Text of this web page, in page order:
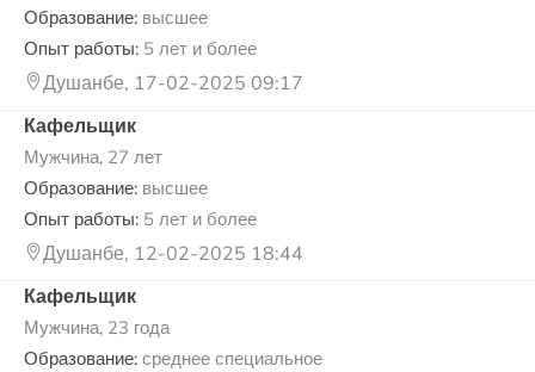
Образование: высшее
Опыт работы: 5 лет и более
Душанбе, 17-02-2025 09:17
Кафельщик
Мужчина, 27 лет
Образование: высшее
Опыт работы: 5 лет и более
Душанбе, 12-02-2025 18:44
Кафельщик
Мужчина, 23 года
Образование: среднее специальное